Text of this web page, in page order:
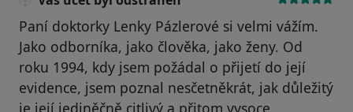
Paní doktorky Lenky Pázlerové si velmi vážím.
Jako odborníka, jako člověka, jako ženy. Od
roku 1994, kdy jsem požádal o přijetí do její
evidence, jsem poznal nesčetněkrát, jak důležitý
je její jediněčně citlivý a přitom vysoce